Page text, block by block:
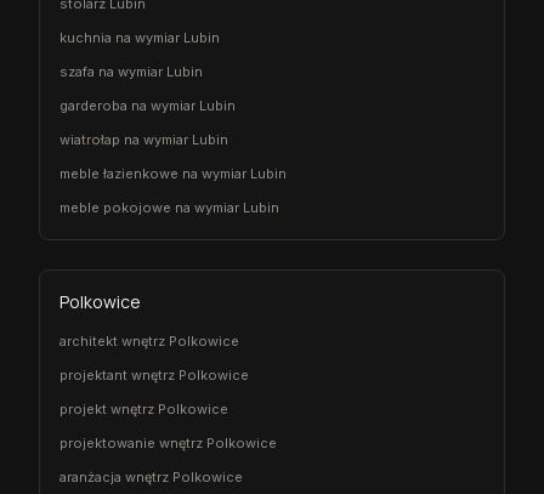
stolarz Lubin
kuchnia na wymiar Lubin
szafa na wymiar Lubin
garderoba na wymiar Lubin
wiatrołap na wymiar Lubin
meble łazienkowe na wymiar Lubin
meble pokojowe na wymiar Lubin
Polkowice
architekt wnętrz Polkowice
projektant wnętrz Polkowice
projekt wnętrz Polkowice
projektowanie wnętrz Polkowice
aranżacja wnętrz Polkowice